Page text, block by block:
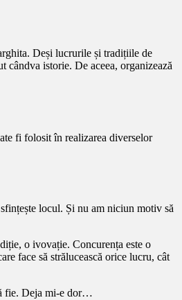
Deși lucrurile și tradițiile de
istorie. De aceea, organizează
fi folosit în realizarea diverselor
locul. Și nu am niciun motiv să
o ivovație. Concurența este o
face să strălucească orice lucru, cât
fie. Deja mi-e dor…